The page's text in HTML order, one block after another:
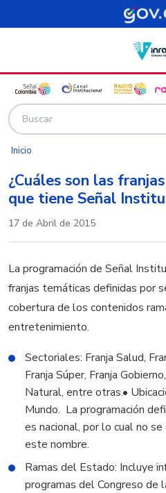
Pasar al contenido principal
Inicio
¿Cuáles son las
que tiene Señal
17 de Abril de 2015
La programación de Señal
franjas temáticas definidas por
cobertura de los contenidos
entretenimiento.
Sectoriales: Franja Salud,
Franja Súper, Franja
Natural, entre otras.•
Mundo. La programación
es nacional, por lo cual no se
este nombre.
Ramas del Estado: Incluye
programas del Congreso de